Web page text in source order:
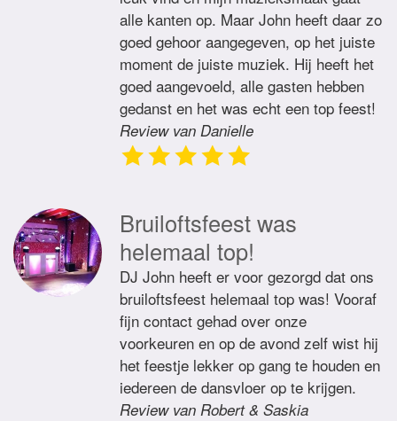
alle kanten op. Maar John heeft daar zo
goed gehoor aangegeven, op het juiste
moment de juiste muziek. Hij heeft het
goed aangevoeld, alle gasten hebben
gedanst en het was echt een top feest!
Review van Danielle
Bruiloftsfeest was
helemaal top!
DJ John heeft er voor gezorgd dat ons
bruiloftsfeest helemaal top was! Vooraf
fijn contact gehad over onze
voorkeuren en op de avond zelf wist hij
het feestje lekker op gang te houden en
iedereen de dansvloer op te krijgen.
Review van Robert & Saskia